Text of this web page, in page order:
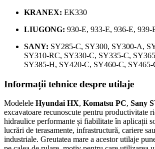
KRANEX: EK330
LIUGONG: 930-E, 933-E, 936-E, 939-
SANY: SY285-C, SY300, SY300-A,
SY310-RC, SY330-C, SY335-C,
SY385-H, SY420-C, SY460-C, SY465-
Informații tehnice despre utilaje
Modelele Hyundai HX, Komatsu PC, Sany
excavatoare recunoscute pentru productivitate
hidraulice performante și fiabilitate în aplicații
lucrări de terasamente, infrastructură, cariere
industriale. Greutatea mare a acestor utilaje